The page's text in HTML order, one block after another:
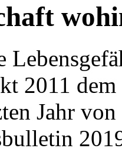
2011
Jahr